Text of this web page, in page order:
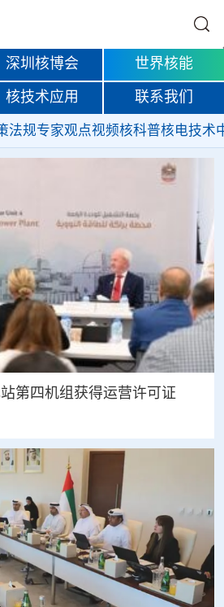
深圳核博会 世界核能
核技术应用 联系我们
法规专家观点视频核科普核电技术
第四机组获得运营许可证